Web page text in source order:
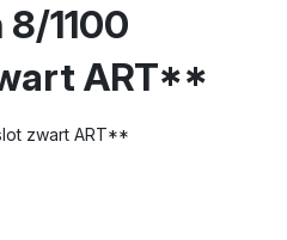
1100
ART**
zwart ART**